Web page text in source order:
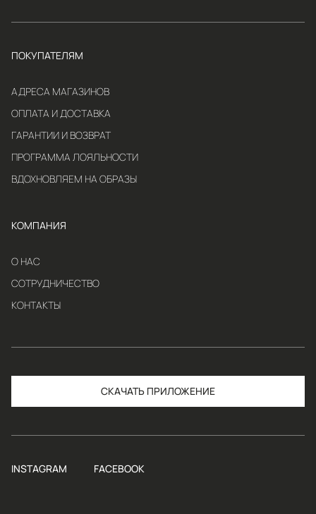
ПОКУПАТЕЛЯМ
АДРЕСА МАГАЗИНОВ
ОПЛАТА И ДОСТАВКА
ГАРАНТИИ И ВОЗВРАТ
ПРОГРАММА ЛОЯЛЬНОСТИ
ВДОХНОВЛЯЕМ НА ОБРАЗЫ
КОМПАНИЯ
О НАС
СОТРУДНИЧЕСТВО
КОНТАКТЫ
СКАЧАТЬ
INSTAGRAM FACEBOOK